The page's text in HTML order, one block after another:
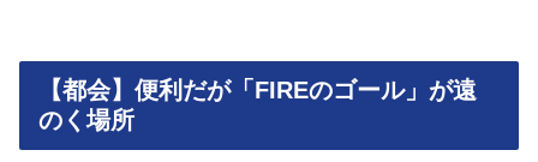
【都会】便利だが「FIREのゴール」が遠
のく場所